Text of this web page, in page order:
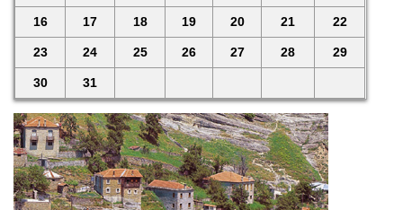
16 17 18 19 20 21 22
23 24 25 26 27 28 29
30 31